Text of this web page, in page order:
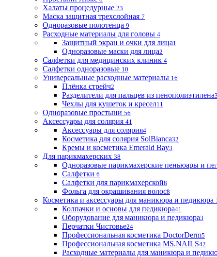
Халаты процедурные 23
Маска защитная трехслойная 7
Одноразовые полотенца 9
Расходные материалы для головы 4
Защитный экран и очки для лица1
Одноразовые маски для лица2
Салфетки для медицинских клиник 4
Салфетки одноразовые 10
Универсальные расходные материалы 16
Плёнка стрейч2
Разделители для пальцев из пенополиэтилена3
Чехлы для кушеток и кресел11
Одноразовые простыни 56
Аксессуары для солярия 41
Аксессуары для солярия4
Косметика для солярия SolBianca32
Кремы и косметика Emerald Bay3
Для парикмахерских 38
Одноразовые парикмахерские пеньюары и
Салфетки 6
Салфетки для парикмахерской8
Фольга для окрашивания волос8
Косметика и аксессуары для маникюра и педикюра
Колпачки и основы для педикюра41
Оборудование для маникюра и педикюра3
Перчатки Чистовье24
Профессиональная косметика DoctorDerm5
Профессиональная косметика MS.NAILS42
Расходные материалы для маникюра и